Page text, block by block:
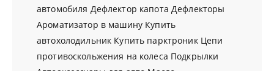
автомобиля Дефлектор капота Дефлекторы
Ароматизатор в машину Купить
автохолодильник Купить парктроник Цепи
противоскольжения на колеса Подкрылки